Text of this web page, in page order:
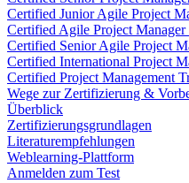
Certified Junior Agile Project
Certified Agile Project
Certified Senior Agile Project
Certified International Project
Certified Project Management
Wege zur Zertifizierung &
Überblick
Zertifizierungsgrundlagen
Literaturempfehlungen
Weblearning-Plattform
Anmelden zum Test